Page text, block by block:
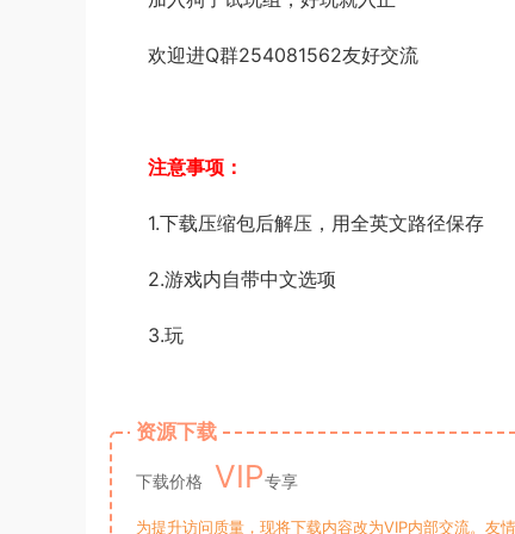
欢迎进Q群254081562友好交流
注意事项：
1.下载压缩包后解压，用全英文路径保存
2.游戏内自带中文选项
3.玩
资源下载
下载价格 VIP专享
为提升访问质量，现将下载内容改为VIP内部交流。友